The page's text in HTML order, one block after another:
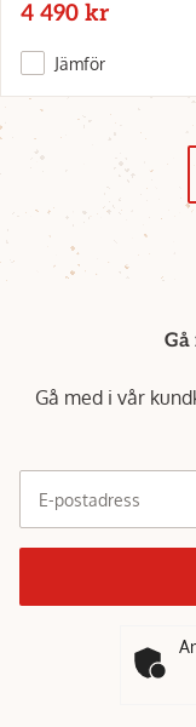
4 490 kr
Jämför
Gå med i vår
E-postadress